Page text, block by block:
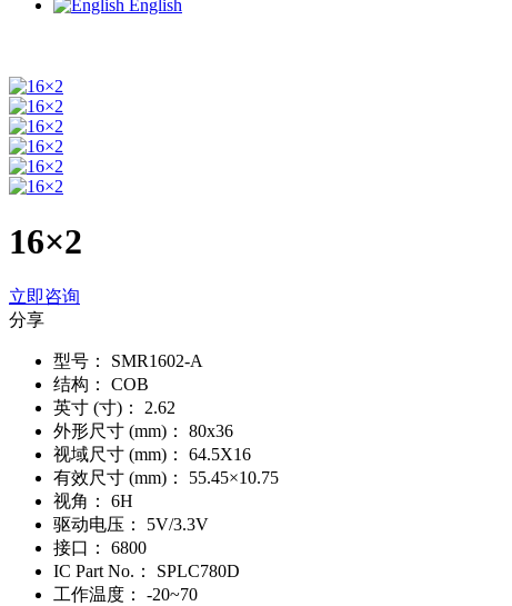
English
16×2
立即咨询
分享
型号：
SMR1602-A
结构：
COB
英寸 (寸)：
2.62
外形尺寸 (mm)：
80x36
视域尺寸 (mm)：
64.5X16
有效尺寸 (mm)：
55.45×10.75
视角：
6H
驱动电压：
5V/3.3V
接口：
6800
IC Part No.：
SPLC780D
工作温度：
-20~70